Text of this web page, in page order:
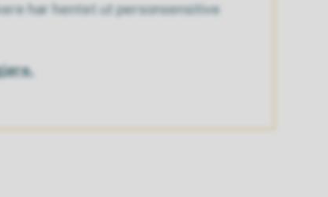
har hentet ut personsensitive